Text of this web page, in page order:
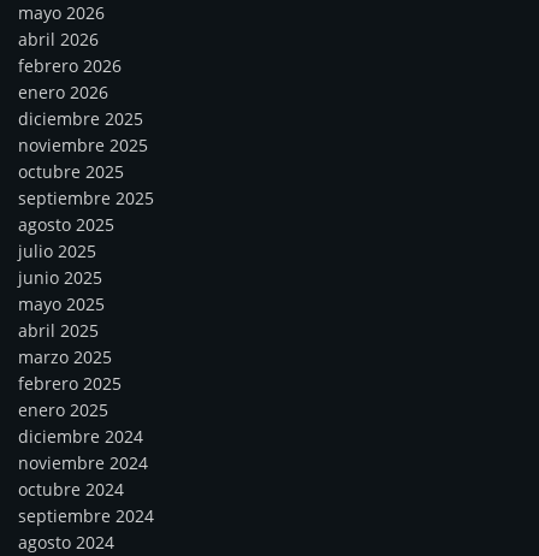
mayo 2026
abril 2026
febrero 2026
enero 2026
diciembre 2025
noviembre 2025
octubre 2025
septiembre 2025
agosto 2025
julio 2025
junio 2025
mayo 2025
abril 2025
marzo 2025
febrero 2025
enero 2025
diciembre 2024
noviembre 2024
octubre 2024
septiembre 2024
agosto 2024